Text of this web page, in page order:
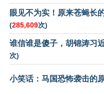
眼见不为实！原来苍蝇长
(285,609次)
谁信谁是傻子，胡锦涛习
次)
小笑话：马国恐怖袭击的